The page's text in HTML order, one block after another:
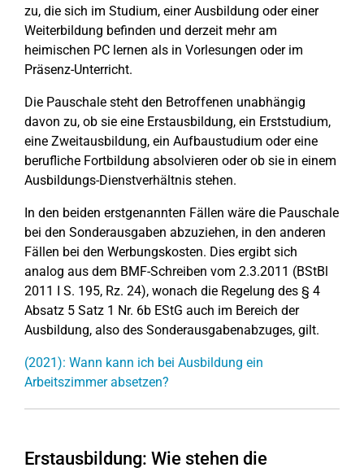
zu, die sich im Studium, einer Ausbildung oder einer
Weiterbildung befinden und derzeit mehr am
heimischen PC lernen als in Vorlesungen oder im
Präsenz-Unterricht.
Die Pauschale steht den Betroffenen unabhängig
davon zu, ob sie eine Erstausbildung, ein Erststudium,
eine Zweitausbildung, ein Aufbaustudium oder eine
berufliche Fortbildung absolvieren oder ob sie in einem
Ausbildungs-Dienstverhältnis stehen.
In den beiden erstgenannten Fällen wäre die Pauschale
bei den Sonderausgaben abzuziehen, in den anderen
Fällen bei den Werbungskosten. Dies ergibt sich
analog aus dem BMF-Schreiben vom 2.3.2011 (BStBl
2011 I S. 195, Rz. 24), wonach die Regelung des § 4
Absatz 5 Satz 1 Nr. 6b EStG auch im Bereich der
Ausbildung, also des Sonderausgabenabzuges, gilt.
(2021): Wann kann ich bei Ausbildung ein
Arbeitszimmer absetzen?
Erstausbildung: Wie stehen die